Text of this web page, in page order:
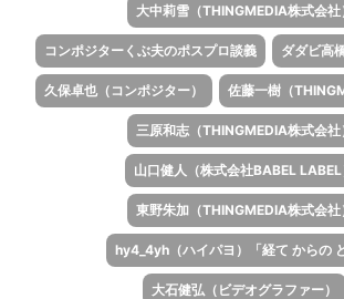
大中莉雪（THINGMEDIA株式会社
コンポジターくぶ夫のポスプロ談義 ダダビ高
久保卓也（コンポジター） 佐藤一樹（
三原和志（THINGMEDIA株式会社
山口健人（株式会社BABEL LABEL
東野朱加（THINGMEDIA株式会社
hy4_4yh（ハイパヨ）「経て からの
大石健弘（ビデオグラファー）